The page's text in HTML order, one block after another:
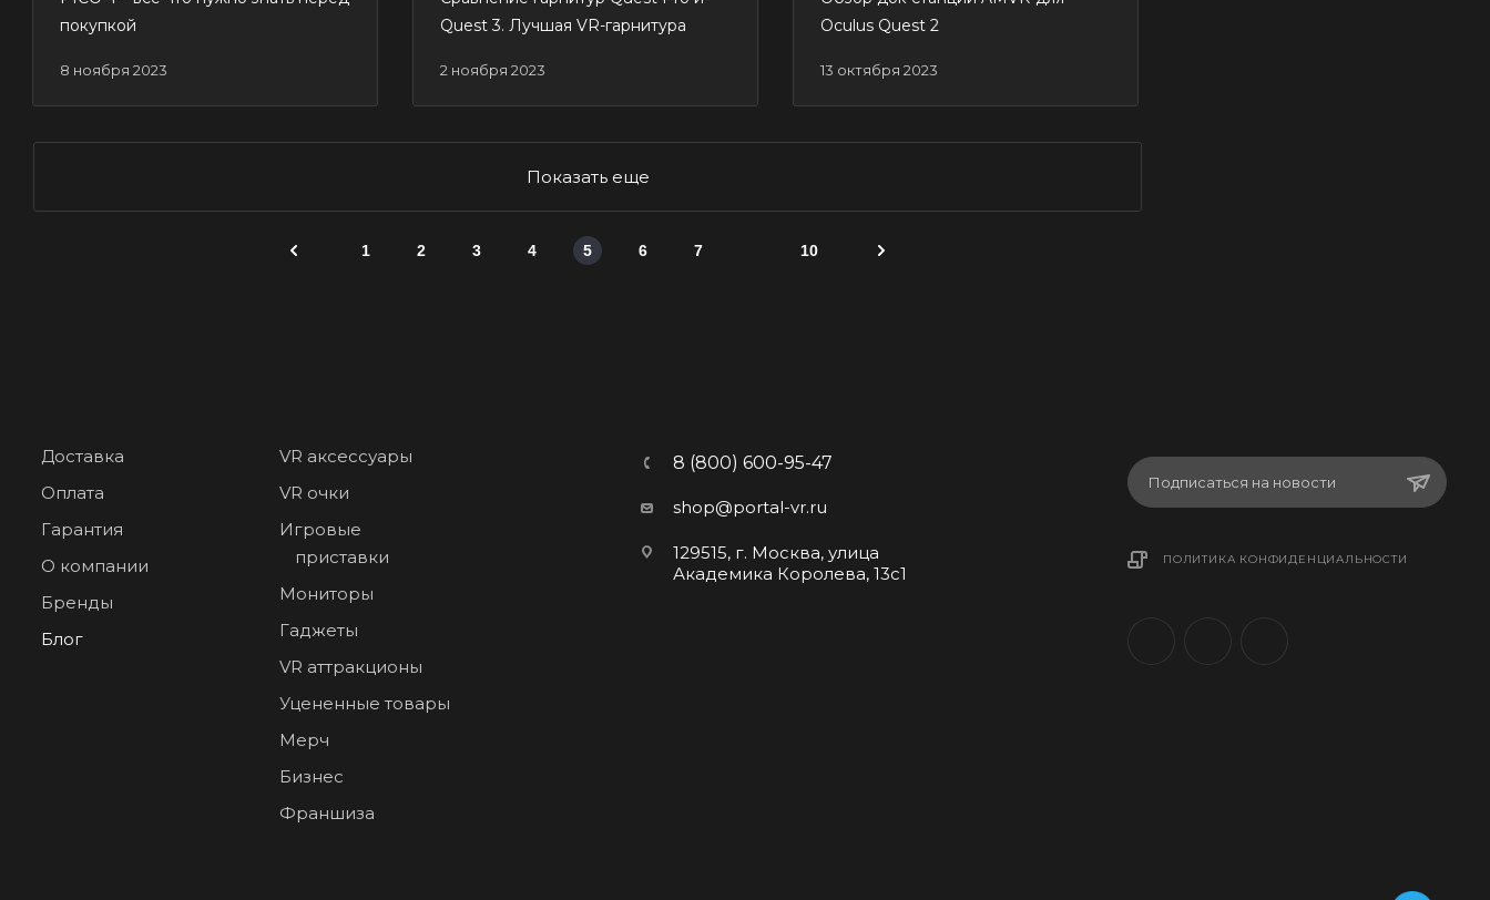
8 ноября 2023
покупкой
2 ноября 2023
Quest 3. Лучшая VR-гарнитура
13 октября 2023
Oculus Quest 2
Показать еще
1 2 3 4 5 6 7 10
Доставка
Оплата
Гарантия
О компании
Бренды
Блог
VR аксессуары
VR очки
Игровые
приставки
Мониторы
Гаджеты
VR аттракционы
Уцененные товары
Мерч
Бизнес
Франшиза
8 (800) 600-95-47
shop@portal-vr.ru
129515, г. Москва, улица
Академика Королева, 13с1
Подписаться на новости
ПОЛИТИКА КОНФИДЕНЦИАЛЬНОСТИ